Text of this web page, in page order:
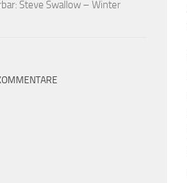
Steve Swallow – Winter